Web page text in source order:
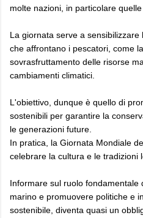
molte nazioni, in particolare
La giornata serve a
che affrontano i pescatori, come
sovrasfruttamento delle risorse
cambiamenti climatici.
L'obiettivo, dunque è quello di
sostenibili per garantire la
le generazioni future.
In pratica, la Giornata Mondiale
celebrare la cultura e le tradizioni
Informare sul ruolo fondamentale
marino e promuovere politiche e
sostenibile, diventa quasi un